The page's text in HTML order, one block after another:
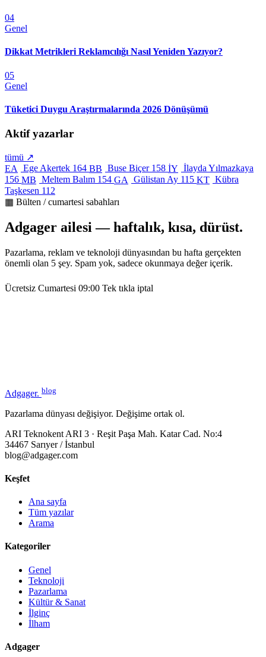
04
Genel
Dikkat Metrikleri Reklamcılığı Nasıl Yeniden Yazıyor?
05
Genel
Tüketici Duygu Araştırmalarında 2026 Dönüşümü
Aktif yazarlar
tümü ↗
EA
Ege Akertek 164 BB Buse Biçer 158 İY İlayda Yılmazkaya
156 MB Meltem Balım 154 GA Gülistan Ay 115 KT Kübra
Taşkesen 112
▦ Bülten / cumartesi sabahları
Adgager ailesi — haftalık, kısa, dürüst.
Pazarlama, reklam ve teknoloji dünyasından bu hafta gerçekten
önemli olan 5 şey. Spam yok, sadece okunmaya değer içerik.
Ücretsiz Cumartesi 09:00 Tek tıkla iptal
Adgager. blog
Pazarlama dünyası değişiyor. Değişime ortak ol.
ARI Teknokent ARI 3 · Reşit Paşa Mah. Katar Cad. No:4
34467 Sarıyer / İstanbul
blog@adgager.com
Keşfet
Ana sayfa
Tüm yazılar
Arama
Kategoriler
Genel
Teknoloji
Pazarlama
Kültür & Sanat
İlginç
İlham
Adgager